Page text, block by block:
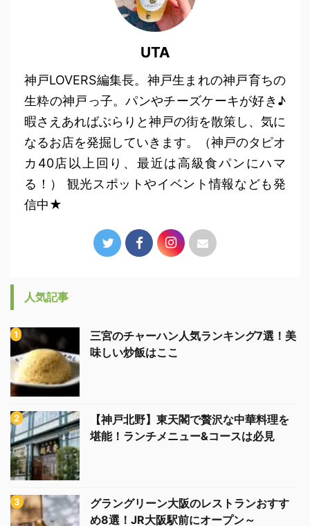
UTA
神戸LOVERS編集長。神戸生まれの神戸育ちの
生粋の神戸っ子。パンやチーズケーキが好き♪
暇さえあればぶらりと神戸の街を散策し、気に
なるお店を発掘していきます。（神戸のタピオ
カ40店以上回り、最近は高級食パンにハマ
る！） 観光スポットやイベント情報なども発
信中★
人気記事
三宮のチャーハン人気ランキング7選！美
味しい炒飯はここ
【神戸北野】東天閣で贅沢な中華料理を
堪能！ランチメニュー&コースは必見
グラングリーン大阪のレストランおすす
め8選！JR大阪駅前にオープン～